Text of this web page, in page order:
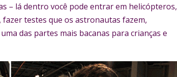
– lá dentro você pode entrar em helicópteros,
testes que os astronautas fazem,
das partes mais bacanas para crianças e